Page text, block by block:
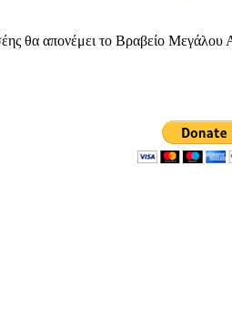
απονέμει το Βραβείο Μεγάλου